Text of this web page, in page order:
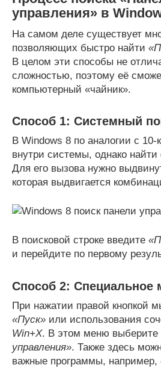
управления» в
На самом деле существует
позволяющих быстро найти
В целом эти способы не
сложностью, поэтому её
компьютерный «чайник».
Способ 1: Системный
В Windows 8 по аналогии с 10-
внутри системы, однако найти
Для его вызова нужно
которая выдвигается
В поисковой строке введите
и перейдите по первому
Способ 2: Специальное
При нажатии правой кнопкой
«Пуск» или использования
Win+X. В этом меню выберите
управления». Также здесь
важные программы, например,